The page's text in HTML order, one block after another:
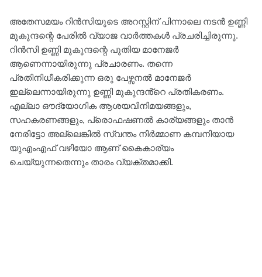
അതേസമയം റിൻസിയുടെ അറസ്റ്റിന് പിന്നാലെ നടൻ ഉണ്ണി
മുകുന്ദന്റെ പേരിൽ വ്യാജ വാർത്തകൾ പ്രചരിച്ചിരുന്നു.
റിൻസി ഉണ്ണി മുകുന്ദന്റെ പുതിയ മാനേജർ
ആണെന്നായിരുന്നു പ്രചാരണം. തന്നെ
പ്രതിനിധീകരിക്കുന്ന ഒരു പേഴ്സനൽ മാനേജർ
ഇല്ലെന്നായിരുന്നു ഉണ്ണി മുകുന്ദൻ്റെ പ്രതികരണം.
എല്ലാ ഔദ്യോഗിക ആശയവിനിമയങ്ങളും,
സഹകരണങ്ങളും, പ്രൊഫഷണൽ കാര്യങ്ങളും താൻ
നേരിട്ടോ അല്ലെങ്കിൽ സ്വന്തം നിർമ്മാണ കമ്പനിയായ
യുഎംഎഫ് വഴിയോ ആണ് കൈകാര്യം
ചെയ്യുന്നതെന്നും താരം വ്യക്തമാക്കി.